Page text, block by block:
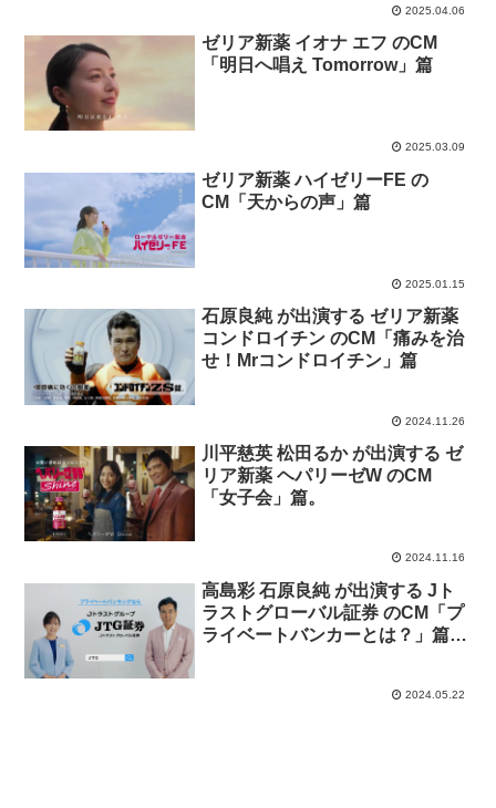
2025.04.06
ゼリア新薬 イオナ エフ のCM
「明日へ唱え Tomorrow」篇
2025.03.09
ゼリア新薬 ハイゼリーFE の
CM「天からの声」篇
2025.01.15
石原良純 が出演する ゼリア新薬
コンドロイチン のCM「痛みを治
せ！Mrコンドロイチン」篇
2024.11.26
川平慈英 松田るか が出演する ゼ
リア新薬 ヘパリーゼW のCM
「女子会」篇。
2024.11.16
高島彩 石原良純 が出演する Jト
ラストグローバル証券 のCM「プ
ライベートバンカーとは？」篇
2024.05.22